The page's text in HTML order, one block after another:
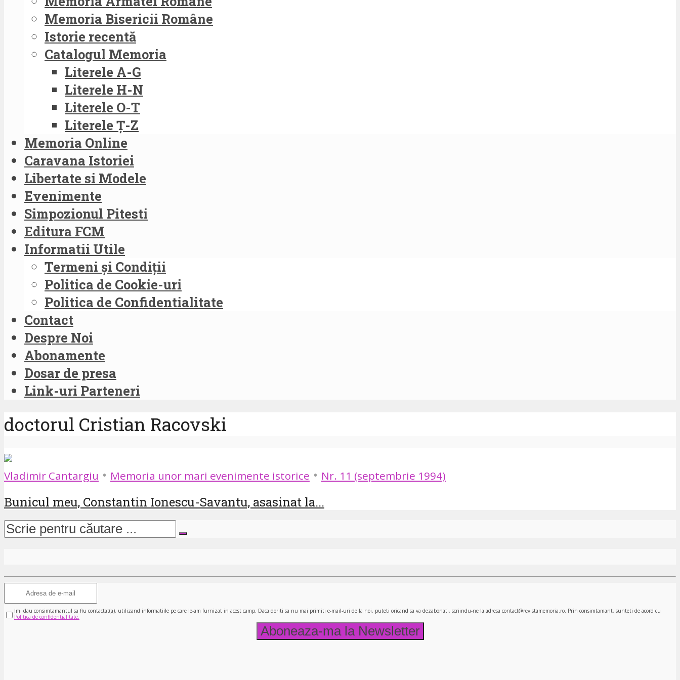
Memoria Bisericii Române
Istorie recentă
Catalogul Memoria
Literele A-G
Literele H-N
Literele O-T
Literele Ț-Z
Memoria Online
Caravana Istoriei
Libertate si Modele
Evenimente
Simpozionul Pitesti
Editura FCM
Informatii Utile
Termeni și Condiții
Politica de Cookie-uri
Politica de Confidentialitate
Contact
Despre Noi
Abonamente
Dosar de presa
Link-uri Parteneri
doctorul Cristian Racovski
Vladimir Cantargiu • Memoria unor mari evenimente istorice • Nr. 11 (septembrie 1994)
Bunicul meu, Constantin Ionescu-Savantu, asasinat la...
Imi dau consimtamantul sa fiu contactat(a), utilizand informatiile pe care le-am furnizat in acest camp. Daca doriti sa nu mai primiti e-mail-uri de la noi, puteti oricand sa va dezabonati, scriindu-ne la adresa contact@revistamemoria.ro. Prin consimtamant, sunteti de acord cu
Politica de confidentialitate.